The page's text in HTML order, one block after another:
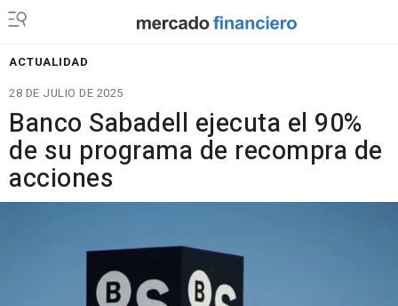
ACTUALIDAD
28 DE JULIO DE 2025
Banco Sabadell ejecuta el 90%
de su programa de recompra de
acciones